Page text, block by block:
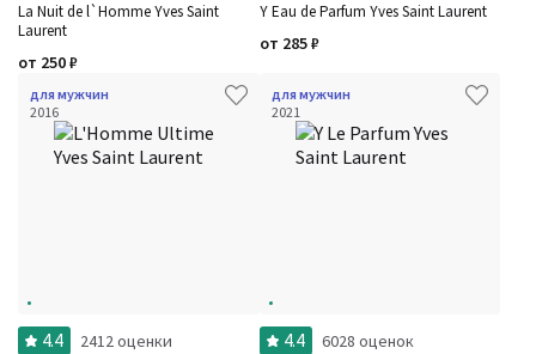
La Nuit de l`Homme Yves Saint
Laurent
от 250₽
Y Eau de Parfum Yves Saint Laurent
от 285₽
для мужчин
2016
4.4 2412 оценки
для мужчин
2021
4.4 6028 оценок